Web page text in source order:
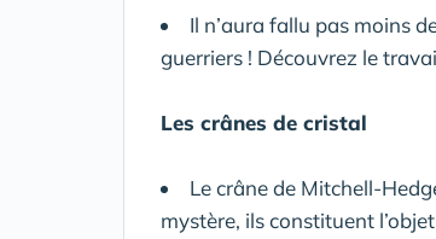
Il n’aura fallu pas moins
guerriers ! Découvrez le
Les crânes de cristal
Le crâne de Mitchell-
mystère, ils constituent